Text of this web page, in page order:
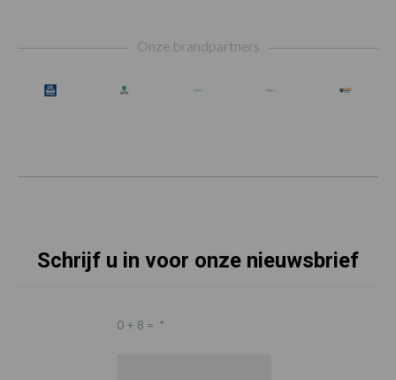
Onze brandpartners
Schrijf u in voor onze nieuwsbrief
0 + 8 = *